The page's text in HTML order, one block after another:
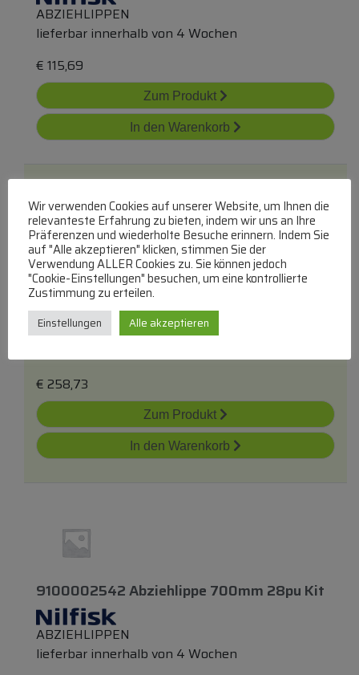
ABZIEHLIPPEN
lieferbar innerhalb von 4 Wochen
€ 115,69
Zum Produkt
In den Warenkorb
9097804000 Abziehlippen 890mm 35
Gummikit
ABZIEHLIPPEN
€ 258,73
Zum Produkt
In den Warenkorb
9100002542 Abziehlippe 700mm 28pu Kit
ABZIEHLIPPEN
lieferbar innerhalb von 4 Wochen
Wir verwenden Cookies auf unserer Website, um Ihnen die
relevanteste Erfahrung zu bieten, indem wir uns an Ihre
Präferenzen und wiederholte Besuche erinnern. Indem Sie
auf "Alle akzeptieren" klicken, stimmen Sie der
Verwendung ALLER Cookies zu. Sie können jedoch
"Cookie-Einstellungen" besuchen, um eine kontrollierte
Zustimmung zu erteilen.
Einstellungen Alle akzeptieren